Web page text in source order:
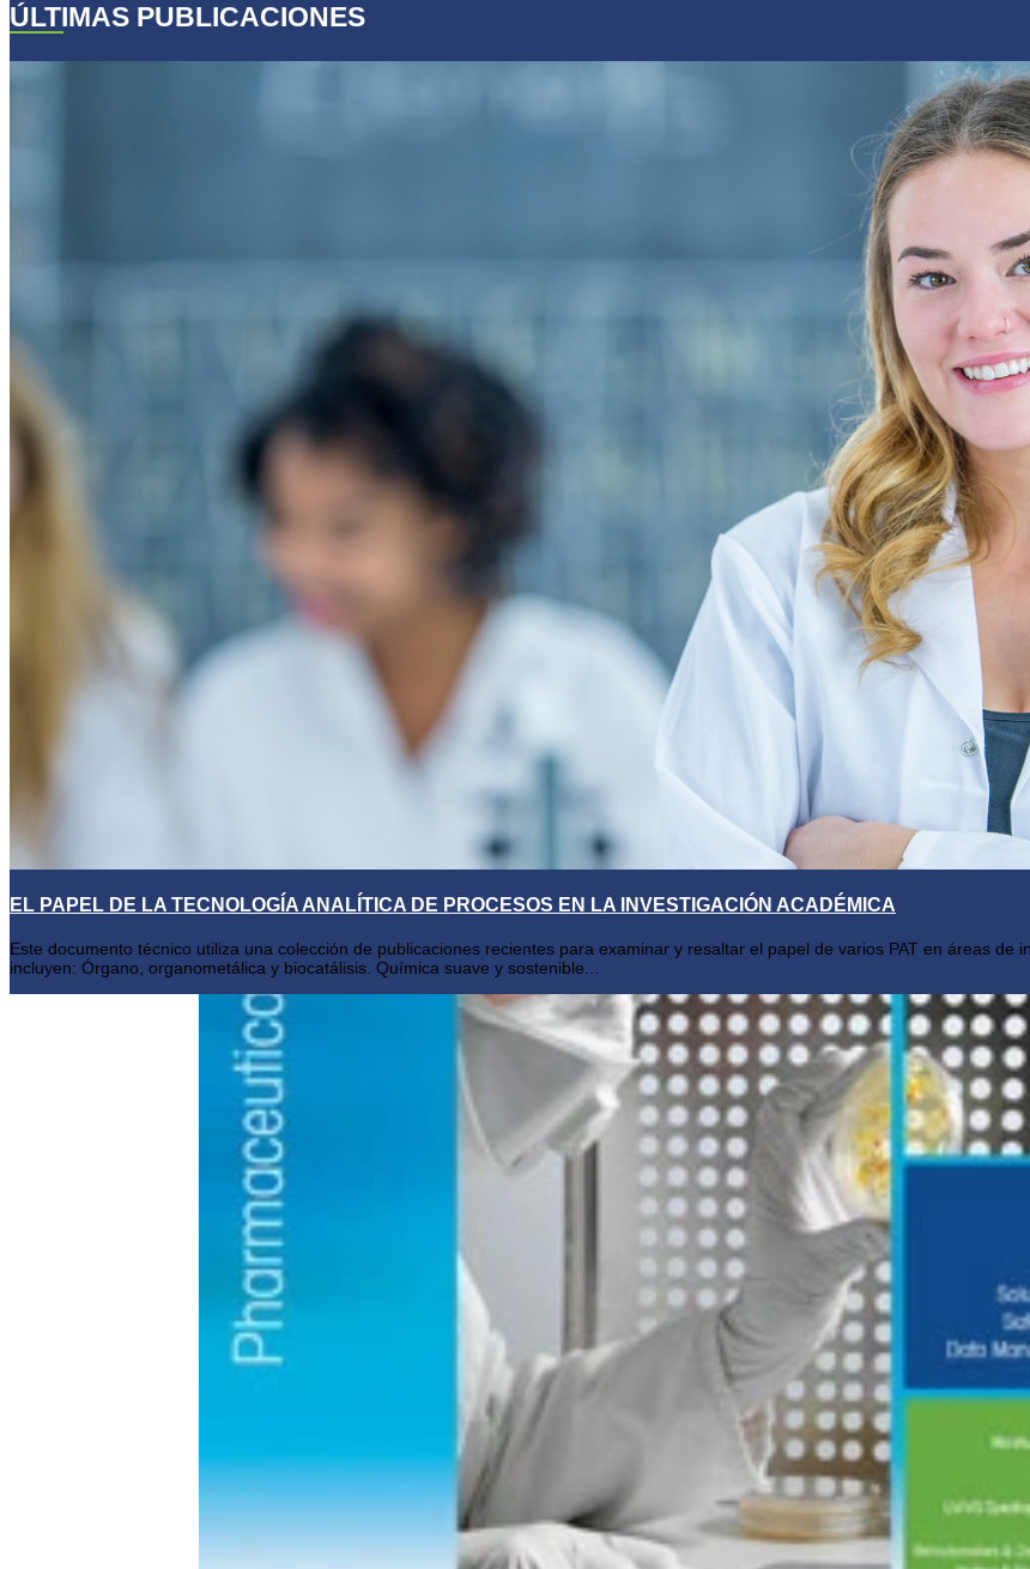
ÚLTIMAS PUBLICACIONES
EL PAPEL DE LA TECNOLOGÍA ANALÍTICA DE PROCESOS EN LA INVESTIGACIÓN ACADÉMICA
Este documento técnico utiliza una colección de publicaciones recientes para examinar y resaltar el papel de varios PAT en áreas de
incluyen: Órgano, organometálica y biocatálisis. Química suave y sostenible...